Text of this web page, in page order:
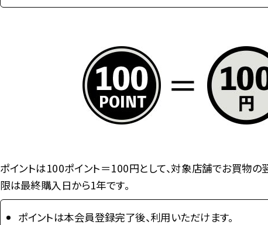
ポイントは100ポイント＝100円として、対象店舗でお買物
限は最終購入日から1年です。
ポイントは本会員登録完了後、利用いただけます。